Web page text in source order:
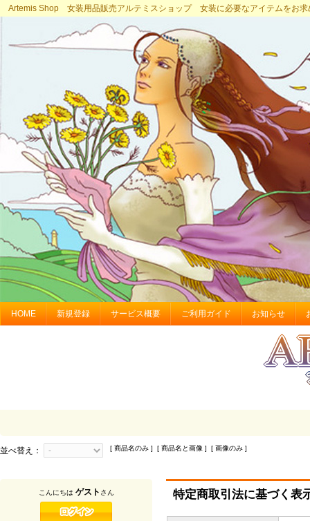
Artemis Shop 女装用品販売アルテミスショップ 女装に必要なアイテムをお求
HOME 新規登録 サービス概要 ご利用ガイド お知らせ
並べ替え： [ 商品名のみ ] [ 商品名と画像 ] [ 画像のみ ]
特定商取引法に基づく表
こんにちは ゲスト さん